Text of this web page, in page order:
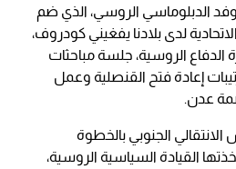
الدبلوماسي الروسي، الذي ضم
لدى بلادنا يفغيني كودروف،
الدفاع الروسية، جلسة مباحثات
إعادة فتح القنصلية وعمل
عدن.
الجنوبي بالخطوة
القيادة السياسية الروسية،